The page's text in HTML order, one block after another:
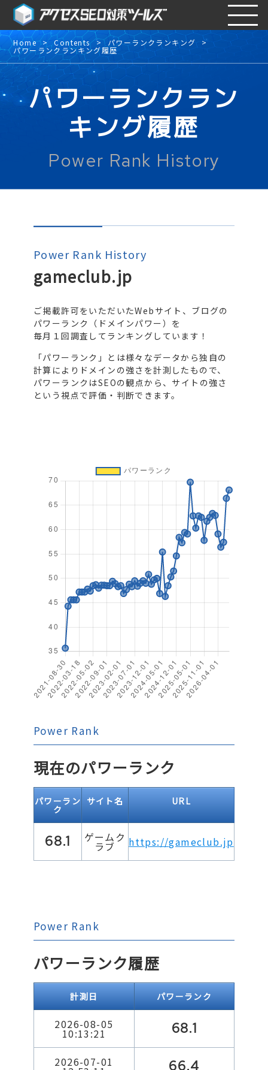
Home Contents パワーランクランキング
パワーランクランキング履歴
パワーランクラン
キング履歴
Power Rank History
Power Rank History
gameclub.jp
ご掲載許可をいただいたWebサイト、ブログの
パワーランク（ドメインパワー）を
毎月１回調査してランキングしています！
「パワーランク」とは様々なデータから独自の
計算によりドメインの強さを計測したもので、
パワーランクはSEOの観点から、サイトの強さ
という視点で評価・判断できます。
Power Rank
現在のパワーランク
パワーラン
ク
サイト名 URL
68.1 ゲームク
ラブ https://gameclub.jp
Power Rank
パワーランク履歴
計測日 パワーランク
2026-08-05
10:13:21 68.1
2026-07-01 66.4